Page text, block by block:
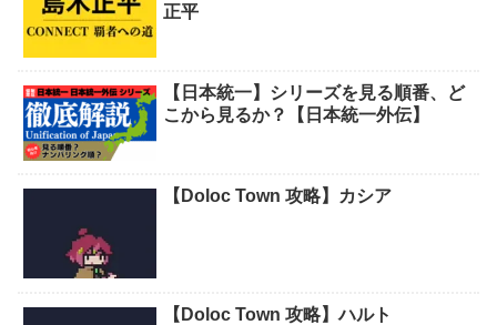
正平
【日本統一】シリーズを見る順番、ど
こから見るか？【日本統一外伝】
【Doloc Town 攻略】カシア
【Doloc Town 攻略】ハルト